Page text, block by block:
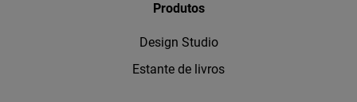
Produtos
Design Studio
Estante de livros